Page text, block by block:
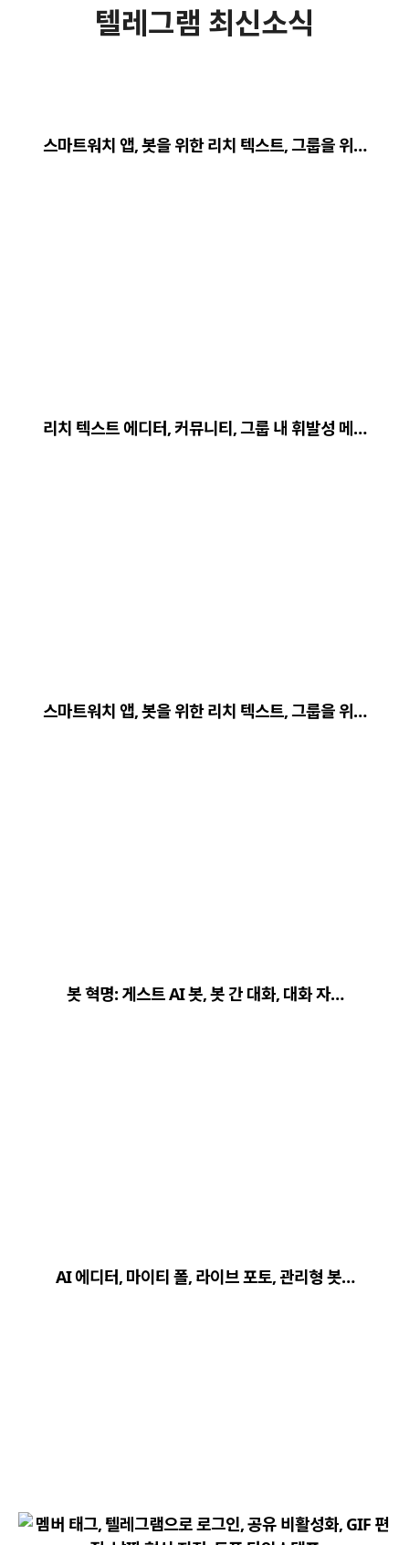
텔레그램 최신소식
스마트워치 앱, 봇을 위한 리치 텍스트, 그룹을 위…
리치 텍스트 에디터, 커뮤니티, 그룹 내 휘발성 메…
스마트워치 앱, 봇을 위한 리치 텍스트, 그룹을 위…
봇 혁명: 게스트 AI 봇, 봇 간 대화, 대화 자…
AI 에디터, 마이티 폴, 라이브 포토, 관리형 봇…